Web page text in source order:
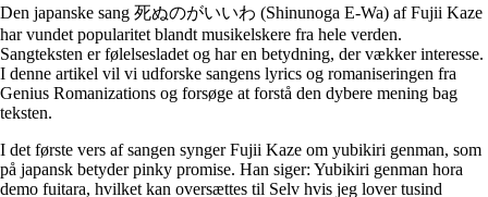
Den japanske sang 死ぬのがいいわ (Shinunoga E-Wa) af Fujii Kaze
har vundet popularitet blandt musikelskere fra hele verden.
Sangteksten er følelsesladet og har en betydning, der vækker interesse.
I denne artikel vil vi udforske sangens lyrics og romaniseringen fra
Genius Romanizations og forsøge at forstå den dybere mening bag
teksten.
I det første vers af sangen synger Fujii Kaze om yubikiri genman, som
på japansk betyder pinky promise. Han siger: Yubikiri genman hora
demo fuitara, hvilket kan oversættes til Selv hvis jeg lover tusind